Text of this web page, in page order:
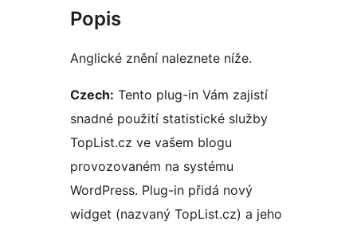
Popis
Anglické znění naleznete níže.
Czech: Tento plug-in Vám zajistí
snadné použití statistické služby
TopList.cz ve vašem blogu
provozovaném na systému
WordPress. Plug-in přidá nový
widget (nazvaný TopList.cz) a jeho